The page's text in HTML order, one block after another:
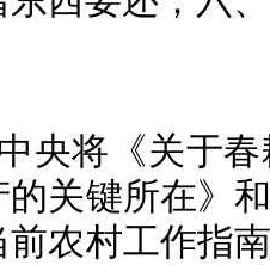
央将《关于
的关键所在》
农村工作指